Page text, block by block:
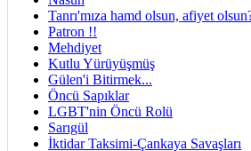
Tanrı'mıza hamd olsun, afiyet
Patron !!
Mehdiyet
Kutlu Yürüyüşmüş
Gülen'i Bitirmek...
Öncü Sapıklar
LGBT'nin Öncü Rolü
Sarıgül
İktidar Taksimi-Çankaya Savaşları